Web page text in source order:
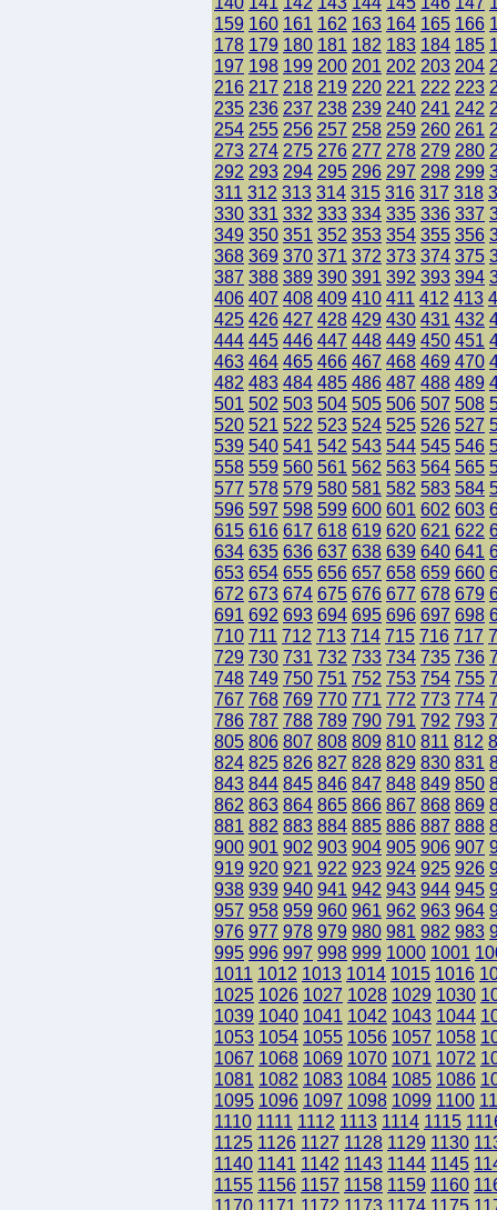
159 160 161 162 163 164 165 166
178 179 180 181 182 183 184 185
197 198 199 200 201 202 203 204
216 217 218 219 220 221 222 223
235 236 237 238 239 240 241 242
254 255 256 257 258 259 260 261
273 274 275 276 277 278 279 280
292 293 294 295 296 297 298 299
311 312 313 314 315 316 317 318
330 331 332 333 334 335 336 337
349 350 351 352 353 354 355 356
368 369 370 371 372 373 374 375
387 388 389 390 391 392 393 394
406 407 408 409 410 411 412 413
425 426 427 428 429 430 431 432
444 445 446 447 448 449 450 451
463 464 465 466 467 468 469 470
482 483 484 485 486 487 488 489
501 502 503 504 505 506 507 508
520 521 522 523 524 525 526 527
539 540 541 542 543 544 545 546
558 559 560 561 562 563 564 565
577 578 579 580 581 582 583 584
596 597 598 599 600 601 602 603
615 616 617 618 619 620 621 622
634 635 636 637 638 639 640 641
653 654 655 656 657 658 659 660
672 673 674 675 676 677 678 679
691 692 693 694 695 696 697 698
710 711 712 713 714 715 716 717
729 730 731 732 733 734 735 736
748 749 750 751 752 753 754 755
767 768 769 770 771 772 773 774
786 787 788 789 790 791 792 793
805 806 807 808 809 810 811 812
824 825 826 827 828 829 830 831
843 844 845 846 847 848 849 850
862 863 864 865 866 867 868 869
881 882 883 884 885 886 887 888
900 901 902 903 904 905 906 907
919 920 921 922 923 924 925 926
938 939 940 941 942 943 944 945
957 958 959 960 961 962 963 964
976 977 978 979 980 981 982 983
995 996 997 998 999 1000 1001
1011 1012 1013 1014 1015 1016
1025 1026 1027 1028 1029 1030
1039 1040 1041 1042 1043 1044
1053 1054 1055 1056 1057 1058
1067 1068 1069 1070 1071 1072
1081 1082 1083 1084 1085 1086
1095 1096 1097 1098 1099 1100
1110 1111 1112 1113 1114 1115
1125 1126 1127 1128 1129 1130
1140 1141 1142 1143 1144 1145
1155 1156 1157 1158 1159 1160
1170 1171 1172 1173 1174 1175